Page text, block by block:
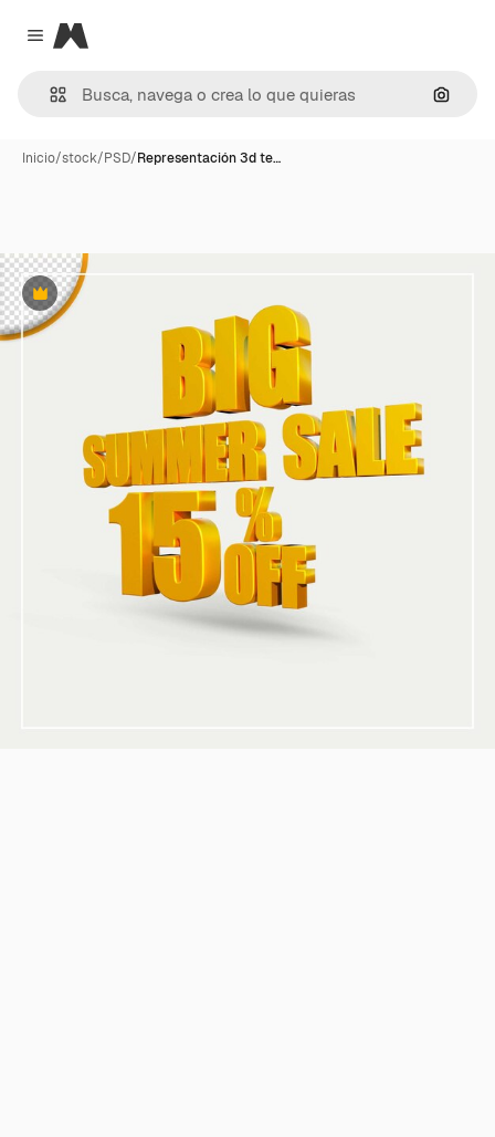
Close menu
Magnific
Inicio/stock/PSD/Representación 3d te…
Premium